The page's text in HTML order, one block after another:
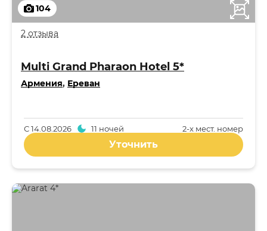
104
2 отзыва
Multi Grand Pharaon Hotel 5*
Армения, Ереван
2-x мест. номер
С14.08.2026 11 ночей
Уточнить